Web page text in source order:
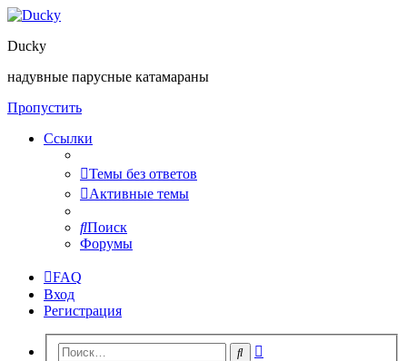
Ducky
надувные парусные катамараны
Пропустить
Ссылки
Темы без ответов
Активные темы
Поиск
Форумы
FAQ
Вход
Регистрация
Поиск